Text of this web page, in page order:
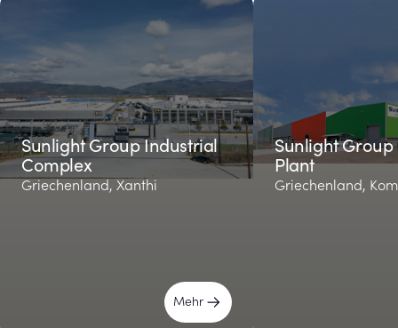
Sunlight Group Industrial
Complex
Griechenland, Xanthi
Mehr
Sunlight Group
Plant
Griechenland,